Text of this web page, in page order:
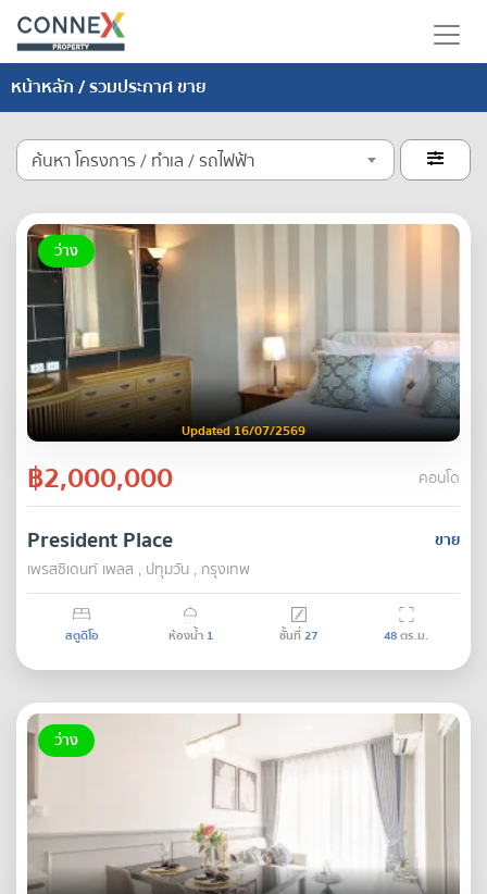
หน้าหลัก/ รวมประกาศ ขาย
ค้นหา โครงการ / ทำเล / รถไฟฟ้า 
ว่าง
Updated 16/07/2569
฿2,000,000 คอนโด
ขาย
President Place
เพรสซิเดนท์ เพลส , ปทุมวัน , กรุงเทพ
สตูดิโอ ห้องน้ำ 1 ชั้นที่27 48ตร.ม.
ว่าง